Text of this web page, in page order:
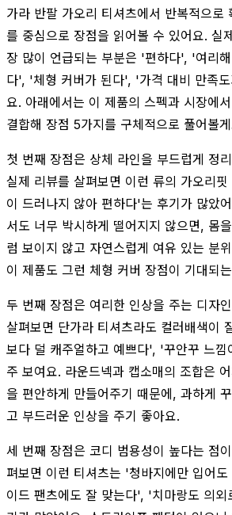
가라 반팔 가오리 티셔츠에서 반복적으로
를 중심으로 장점을 읽어볼 수 있어요. 실
장 많이 언급되는 부분은 '편하다', '여리
다', '체형 커버가 된다', '가격 대비 만족
요. 아래에서는 이 제품의 스펙과 시장에
결합해 장점 5가지를 구체적으로 풀어볼
첫 번째 장점은 상체 라인을 부드럽게 정
실제 리뷰를 살펴보면 이런 류의 가오리
이 드러나지 않아 편하다'는 후기가 많았
서도 너무 박시하게 떨어지지 않으면, 몸
럼 보이지 않고 자연스럽게 여유 있는 분
이 제품도 그런 체형 커버 장점이 기대되
두 번째 장점은 여리한 인상을 주는 디자
살펴보면 단가라 티셔츠라도 컬러배색이
보다 덜 캐주얼하고 예쁘다', '꾸안꾸 느
주 보여요. 라운드넥과 캡소매의 조합은
을 편안하게 만들어주기 때문에, 과하게
고 부드러운 인상을 주기 좋아요.
세 번째 장점은 코디 범용성이 높다는 점
펴보면 이런 티셔츠는 '청바지에만 입어
이드 팬츠에도 잘 맞는다', '치마랑도 의